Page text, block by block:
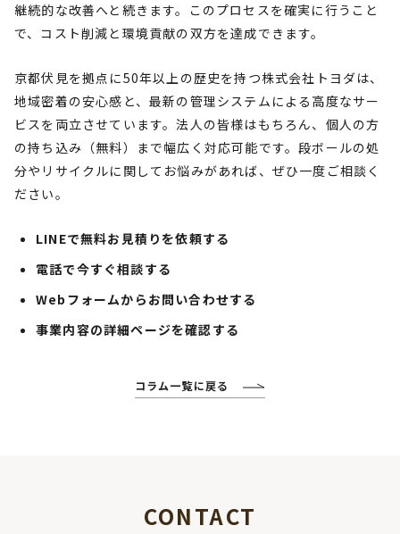
継続的な改善へと続きます。このプロセスを確実に行うこと
で、コスト削減と環境貢献の双方を達成できます。
京都伏見を拠点に50年以上の歴史を持つ株式会社トヨダは、
地域密着の安心感と、最新の管理システムによる高度なサー
ビスを両立させています。法人の皆様はもちろん、個人の方
の持ち込み（無料）まで幅広く対応可能です。段ボールの処
分やリサイクルに関してお悩みがあれば、ぜひ一度ご相談く
ださい。
LINEで無料お見積りを依頼する
電話で今すぐ相談する
Webフォームからお問い合わせする
事業内容の詳細ページを確認する
コラム一覧に戻る
CONTACT